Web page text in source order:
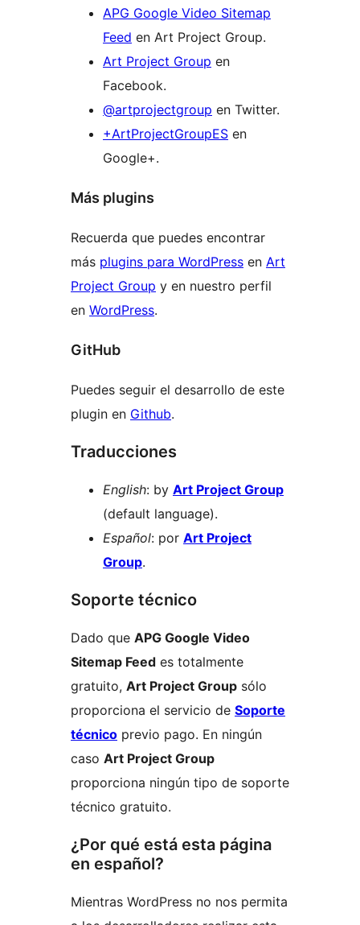
APG Google Video Sitemap
Feed en Art Project Group.
Art Project Group en
Facebook.
@artprojectgroup en Twitter.
+ArtProjectGroupES en
Google+.
Más plugins
Recuerda que puedes encontrar
más plugins para WordPress en Art
Project Group y en nuestro perfil
en WordPress.
GitHub
Puedes seguir el desarrollo de este
plugin en Github.
Traducciones
English: by Art Project Group
(default language).
Español: por Art Project
Group.
Soporte técnico
Dado que APG Google Video
Sitemap Feed es totalmente
gratuito, Art Project Group sólo
proporciona el servicio de Soporte
técnico previo pago. En ningún
caso Art Project Group
proporciona ningún tipo de soporte
técnico gratuito.
¿Por qué está esta página
en español?
Mientras WordPress no nos permita